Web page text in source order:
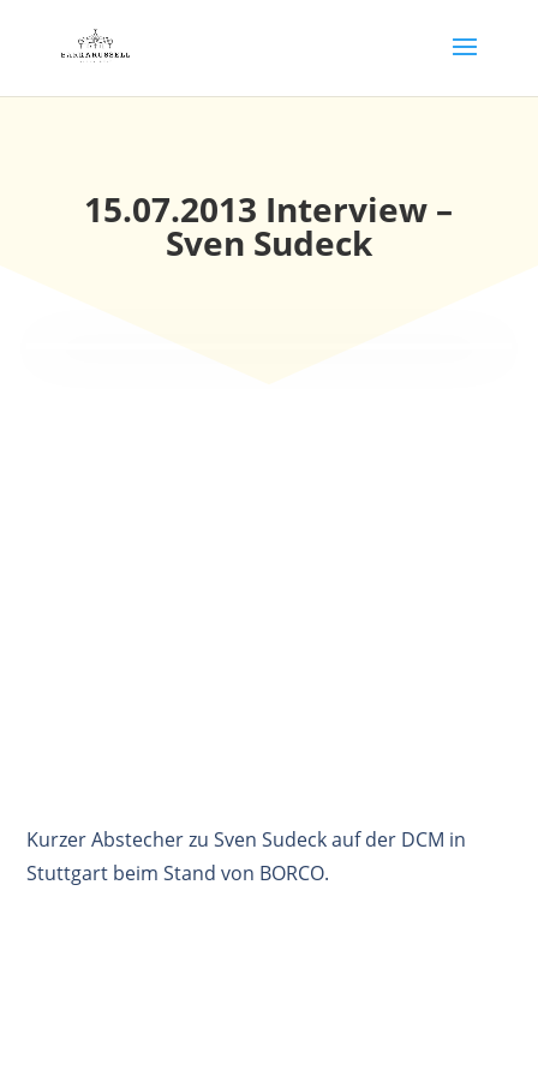
15.07.2013 Interview –
Sven Sudeck
Kurzer Abstecher zu Sven Sudeck auf der DCM in
Stuttgart beim Stand von BORCO.